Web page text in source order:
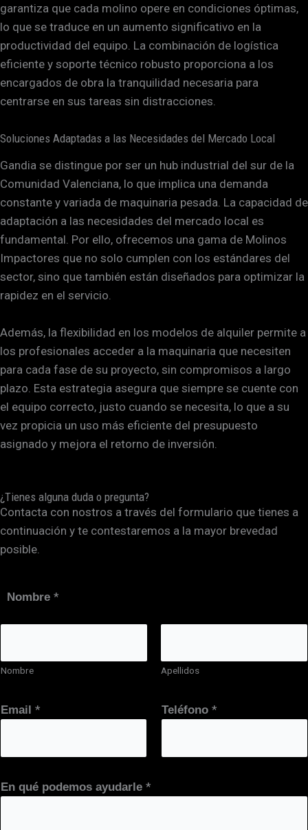
garantiza que cada molino opere en condiciones óptimas,
lo que se traduce en un aumento significativo en la
productividad del equipo. La combinación de logística
eficiente y soporte técnico robusto proporciona a los
encargados de obra la tranquilidad necesaria para
centrarse en sus tareas sin distracciones.
Soluciones Adaptadas a las Necesidades del Mercado Local
Gandia se distingue por ser un hub industrial del sur de la
Comunidad Valenciana, lo que implica una demanda
constante y variada de maquinaria pesada. La capacidad de
adaptación a las necesidades del mercado local es
fundamental. Por ello, ofrecemos una gama de Molinos
Impactores que no solo cumplen con los estándares del
sector, sino que también están diseñados para optimizar la
rapidez en el servicio.
Además, la flexibilidad en los modelos de alquiler permite a
los profesionales acceder a la maquinaria que necesiten
para cada fase de su proyecto, sin compromisos a largo
plazo. Esta estrategia asegura que siempre se cuente con
el equipo correcto, justo cuando se necesita, lo que a su
vez propicia un uso más eficiente del presupuesto
asignado y mejora el retorno de inversión.
¿Tienes alguna duda o pregunta?
Contacta con nostros a través del formulario que tienes a
continuación y te contestaremos a la mayor brevedad
posible.
Nombre *
Nombre Apellidos
n
e
é
Email * Teléfono *
En qué podemos ayudarle *